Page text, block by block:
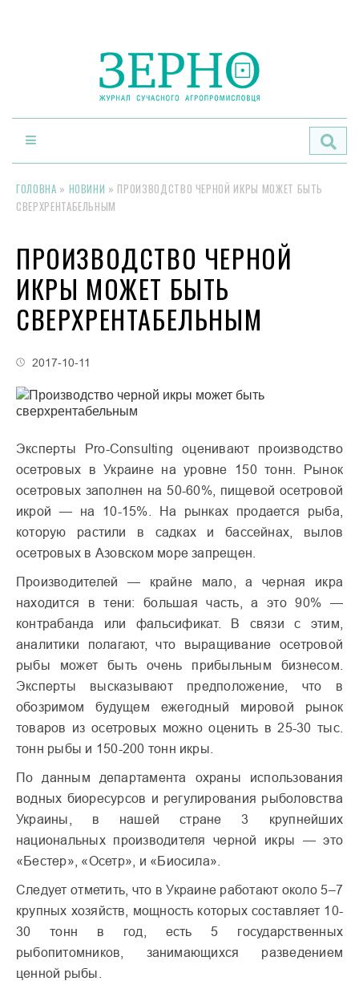
ГОЛОВНА » НОВИНИ » ПРОИЗВОДСТВО ЧЕРНОЙ ИКРЫ МОЖЕТ БЫТЬ
СВЕРХРЕНТАБЕЛЬНЫМ
ПРОИЗВОДСТВО ЧЕРНОЙ
ИКРЫ МОЖЕТ БЫТЬ
СВЕРХРЕНТАБЕЛЬНЫМ
2017-10-11
Эксперты Pro-Consulting оценивают производство
осетровых в Украине на уровне 150 тонн. Рынок
осетровых заполнен на 50-60%, пищевой осетровой
икрой — на 10-15%. На рынках продается рыба,
которую растили в садках и бассейнах, вылов
осетровых в Азовском море запрещен.
Производителей — крайне мало, а черная икра
находится в тени: большая часть, а это 90% —
контрабанда или фальсификат. В связи с этим,
аналитики полагают, что выращивание осетровой
рыбы может быть очень прибыльным бизнесом.
Эксперты высказывают предположение, что в
обозримом будущем ежегодный мировой рынок
товаров из осетровых можно оценить в 25-30 тыс.
тонн рыбы и 150-200 тонн икры.
По данным департамента охраны использования
водных биоресурсов и регулирования рыболовства
Украины, в нашей стране 3 крупнейших
национальных производителя черной икры — это
«Бестер», «Осетр», и «Биосила».
Следует отметить, что в Украине работают около 5–7
крупных хозяйств, мощность которых составляет 10-
30 тонн в год, есть 5 государственных
рыбопитомников, занимающихся разведением
ценной рыбы.